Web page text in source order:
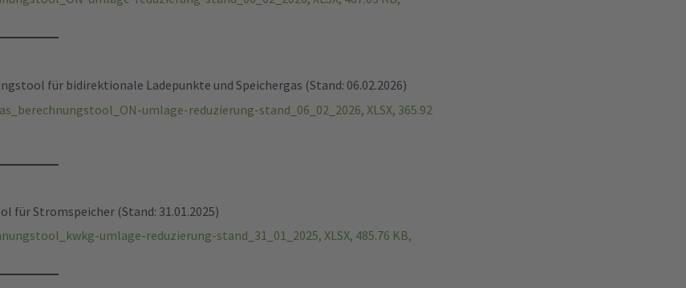
für bidirektionale Ladepunkte und Speichergas (Stand: 06.02.2026)
umlage-reduzierung-stand_06_02_2026, XLSX, 365.92
für Stromspeicher (Stand: 31.01.2025)
umlage-reduzierung-stand_31_01_2025, XLSX, 485.76 KB,